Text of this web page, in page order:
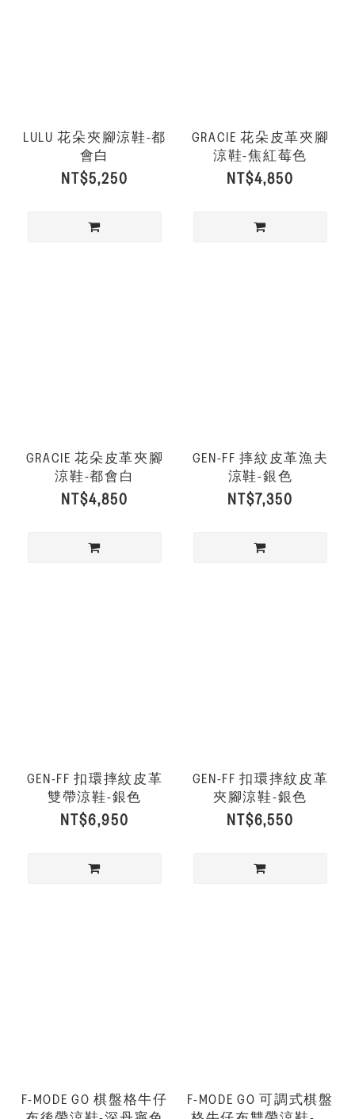
LULU 花朵夾腳涼鞋-都
會白
NT$5,250
GRACIE 花朵皮革夾腳
涼鞋-焦紅莓色
NT$4,850
GRACIE 花朵皮革夾腳
涼鞋-都會白
NT$4,850
GEN-FF 摔紋皮革漁夫
涼鞋-銀色
NT$7,350
GEN-FF 扣環摔紋皮革
雙帶涼鞋-銀色
NT$6,950
GEN-FF 扣環摔紋皮革
夾腳涼鞋-銀色
NT$6,550
F-MODE GO 棋盤格牛仔
F-MODE GO 可調式棋盤